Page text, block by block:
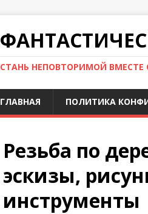
СТАНЬ НЕПОВТОРИМОЙ ВМЕСТЕ
ГЛАВНАЯ ПОЛИТИКА
Резьба по
эскизы,
инструменты